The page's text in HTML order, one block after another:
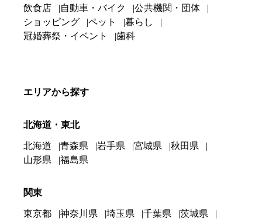
飲食店
自動車・バイク
公共機関・団体
ショッピング
ペット
暮らし
冠婚葬祭・イベント
歯科
エリアから探す
北海道・東北
北海道 青森県 岩手県 宮城県
秋田県
山形県
福島県
関東
東京都 神奈川県 埼玉県 千葉県
茨城県